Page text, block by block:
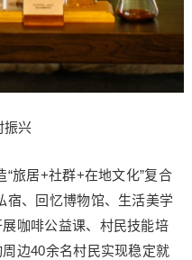
振兴
“旅居+社群+在地文化”复合
宿、回忆博物馆、生活美学
咖啡公益课、村民技能培
边40余名村民实现稳定就